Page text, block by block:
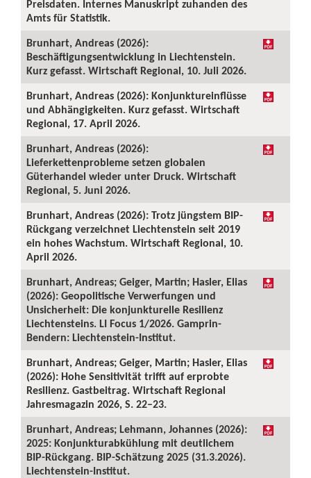
Preisdaten. Internes Manuskript zuhanden des
Amts für Statistik.
Brunhart, Andreas (2026):
Beschäftigungsentwicklung in Liechtenstein.
Kurz gefasst. Wirtschaft Regional, 10. Juli 2026.
Brunhart, Andreas (2026): Konjunktureinflüsse
und Abhängigkeiten. Kurz gefasst. Wirtschaft
Regional, 17. April 2026.
Brunhart, Andreas (2026):
Lieferkettenprobleme setzen globalen
Güterhandel wieder unter Druck. Wirtschaft
Regional, 5. Juni 2026.
Brunhart, Andreas (2026): Trotz jüngstem BIP-
Rückgang verzeichnet Liechtenstein seit 2019
ein hohes Wachstum. Wirtschaft Regional, 10.
April 2026.
Brunhart, Andreas; Geiger, Martin; Hasler, Elias
(2026): Geopolitische Verwerfungen und
Unsicherheit: Die konjunkturelle Resilienz
Liechtensteins. LI Focus 1/2026. Gamprin-
Bendern: Liechtenstein-Institut.
Brunhart, Andreas; Geiger, Martin; Hasler, Elias
(2026): Hohe Sensitivität trifft auf erprobte
Resilienz. Gastbeitrag. Wirtschaft Regional
Jahresmagazin 2026, S. 22–23.
Brunhart, Andreas; Lehmann, Johannes (2026):
2025: Konjunkturabkühlung mit deutlichem
BIP-Rückgang. BIP-Schätzung 2025 (31.3.2026).
Liechtenstein-Institut.